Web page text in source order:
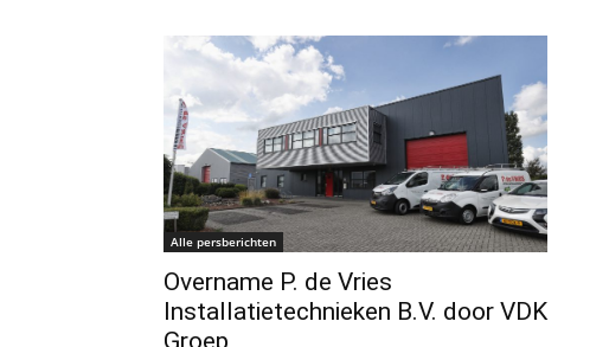
Alle persberichten
Overname P. de Vries
Installatietechnieken B.V. door VDK